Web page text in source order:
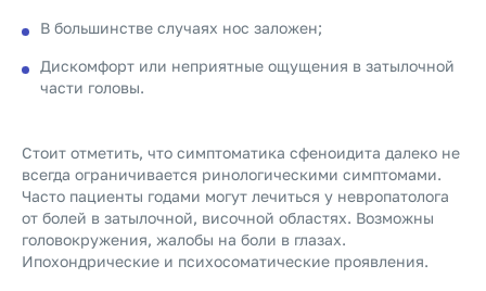
В большинстве случаях нос заложен;
Дискомфорт или неприятные ощущения в затылочной
части головы.
Стоит отметить, что симптоматика сфеноидита далеко не
всегда ограничивается ринологическими симптомами.
Часто пациенты годами могут лечиться у невропатолога
от болей в затылочной, височной областях. Возможны
головокружения, жалобы на боли в глазах.
Ипохондрические и психосоматические проявления.